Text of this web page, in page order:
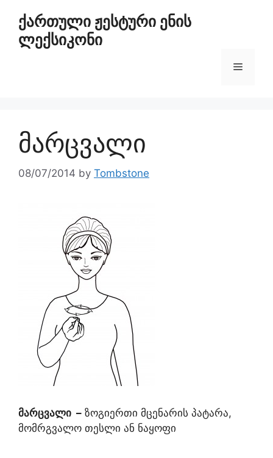
ქართული ჟესტური ენის
ლექსიკონი
მარცვალი
08/07/2014 by Tombstone
მარცვალი – ზოგიერთი მცენარის პატარა,
მომრგვალო თესლი ან ნაყოფი